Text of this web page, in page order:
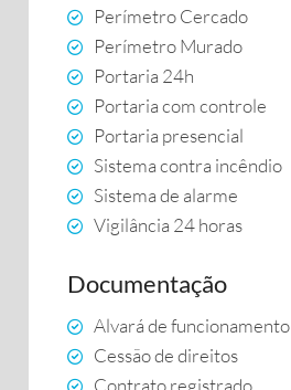
Perímetro Cercado
Perímetro Murado
Portaria 24h
Portaria com controle
Portaria presencial
Sistema contra incêndio
Sistema de alarme
Vigilância 24 horas
Documentação
Alvará de funcionamento
Cessão de direitos
Contrato registrado